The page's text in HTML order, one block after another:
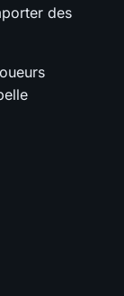
des